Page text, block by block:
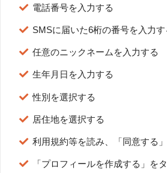
電話番号を入力する
SMSに届いた6桁の番号を入力す
任意のニックネームを入力する
生年月日を入力する
性別を選択する
居住地を選択する
利用規約等を読み、「同意する
「プロフィールを作成する」を